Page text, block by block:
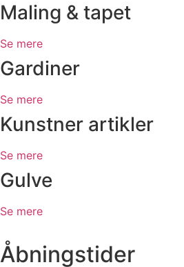
Maling & tapet
Se mere
Gardiner
Se mere
Kunstner artikler
Se mere
Gulve
Se mere
Åbningstider